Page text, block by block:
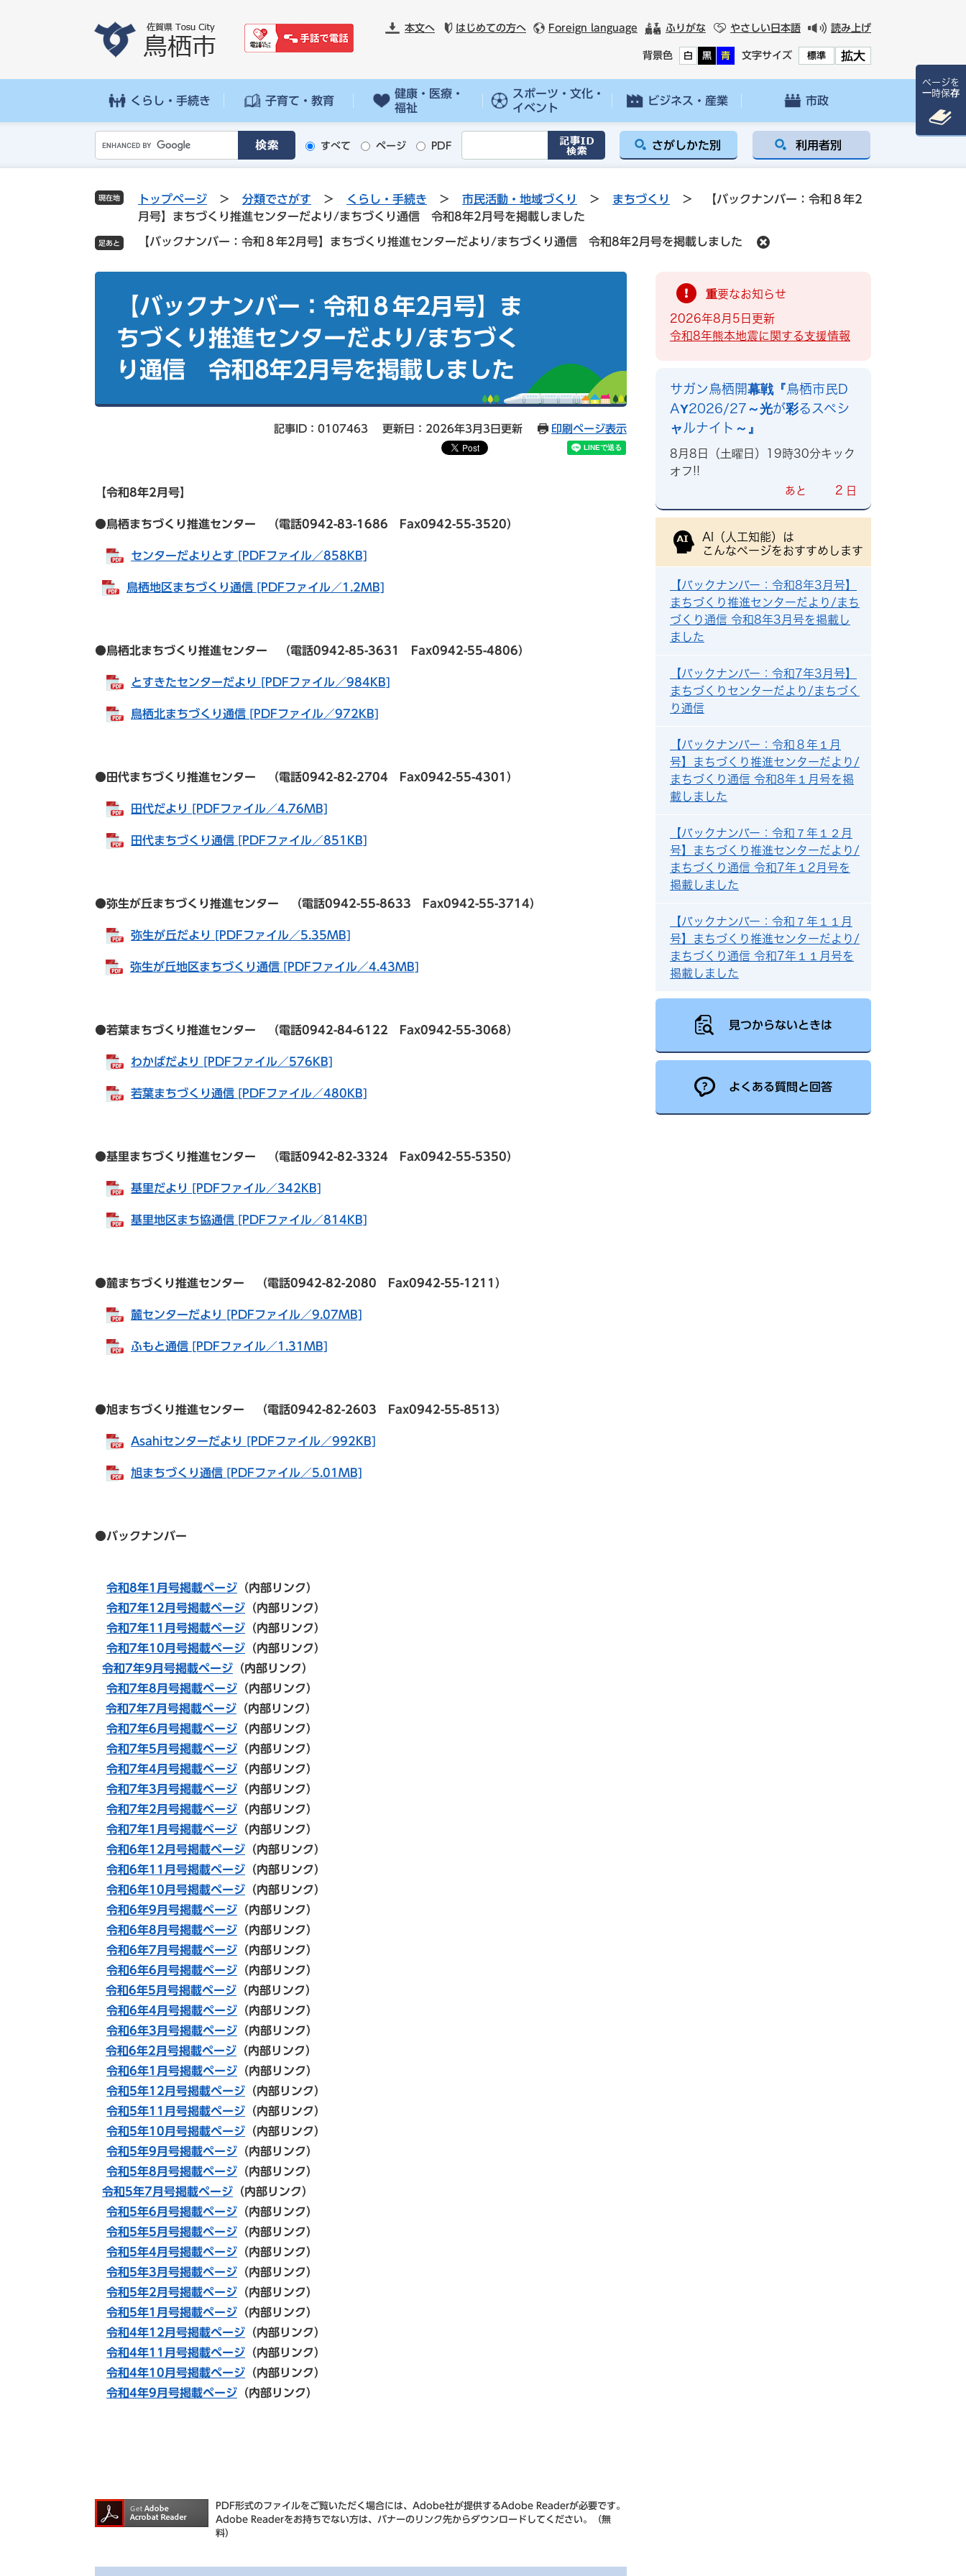
先
を
本文へ はじめての方へ Foreign language ふりがな やさしい日本語 読み上げ
背景色 白 黒 青 文字サイズ 標準 拡大
くらし・手続き 子育て・教育
健康・医療・
福祉
スポーツ・文化・
イベント
ビジネス・産業 市政
o
g
l
カ
タ
すべて ページ PDF さがしかた別 利用者別
現在地 トップページ > 分類でさがす > くらし・手続き > 市民活動・地域づくり > まちづくり >
【バックナンバー：令和８年2
月号】まちづくり推進センターだより/まちづくり通信 令和8年2月号を掲載しました
【バックナンバー：令和８年2月号】まちづくり推進センターだより/まちづくり通信 令和8年2月号を掲載しました
【バックナンバー：令和８年2月号】ま
ちづくり推進センターだより/まちづく
り通信 令和8年2月号を掲載しました
記事ID：0107463 更新日：2026年3月3日更新 印刷ページ表示
【令和8年2月号】
●鳥栖まちづくり推進センター （電話0942-83-1686 Fax0942-55-3520）
センターだよりとす [PDFファイル／858KB]
鳥栖地区まちづくり通信 [PDFファイル／1.2MB]
●鳥栖北まちづくり推進センター （電話0942-85-3631 Fax0942-55-4806）
とすきたセンターだより [PDFファイル／984KB]
鳥栖北まちづくり通信 [PDFファイル／972KB]
●田代まちづくり推進センター （電話0942-82-2704 Fax0942-55-4301）
田代だより [PDFファイル／4.76MB]
田代まちづくり通信 [PDFファイル／851KB]
●弥生が丘まちづくり推進センター （電話0942-55-8633 Fax0942-55-3714）
弥生が丘だより [PDFファイル／5.35MB]
弥生が丘地区まちづくり通信 [PDFファイル／4.43MB]
●若葉まちづくり推進センター （電話0942-84-6122 Fax0942-55-3068）
わかばだより [PDFファイル／576KB]
若葉まちづくり通信 [PDFファイル／480KB]
●基里まちづくり推進センター （電話0942-82-3324 Fax0942-55-5350）
基里だより [PDFファイル／342KB]
基里地区まち協通信 [PDFファイル／814KB]
●麓まちづくり推進センター （電話0942-82-2080 Fax0942-55-1211）
麓センターだより [PDFファイル／9.07MB]
ふもと通信 [PDFファイル／1.31MB]
●旭まちづくり推進センター （電話0942-82-2603 Fax0942-55-8513）
Asahiセンターだより [PDFファイル／992KB]
旭まちづくり通信 [PDFファイル／5.01MB]
●バックナンバー
令和8年1月号掲載ページ （内部リンク）
令和7年12月号掲載ページ （内部リンク）
令和7年11月号掲載ページ （内部リンク）
令和7年10月号掲載ページ （内部リンク）
令和7年9月号掲載ページ （内部リンク）
令和7年8月号掲載ページ （内部リンク）
令和7年7月号掲載ページ （内部リンク）
令和7年6月号掲載ページ （内部リンク）
令和7年5月号掲載ページ （内部リンク）
令和7年4月号掲載ページ （内部リンク）
令和7年3月号掲載ページ （内部リンク）
令和7年2月号掲載ページ （内部リンク）
令和7年1月号掲載ページ （内部リンク）
令和6年12月号掲載ページ （内部リンク）
令和6年11月号掲載ページ （内部リンク）
令和6年10月号掲載ページ （内部リンク）
令和6年9月号掲載ページ （内部リンク）
令和6年8月号掲載ページ （内部リンク）
令和6年7月号掲載ページ （内部リンク）
令和6年6月号掲載ページ （内部リンク）
令和6年5月号掲載ページ （内部リンク）
令和6年4月号掲載ページ （内部リンク）
令和6年3月号掲載ページ （内部リンク）
令和6年2月号掲載ページ （内部リンク）
令和6年1月号掲載ページ （内部リンク）
令和5年12月号掲載ページ （内部リンク）
令和5年11 月号掲載ページ （内部リンク）
令和5年10月号掲載ページ （内部リンク）
令和5年9月号掲載ページ （内部リンク）
令和5年8月号掲載ページ （内部リンク）
令和5年7月号掲載ページ （内部リンク）
令和5年6月号掲載ページ （内部リンク）
令和5年5月号掲載ページ （内部リンク）
令和5年4月号掲載ページ （内部リンク）
令和5年3月号掲載ページ （内部リンク）
令和5年2月号掲載ページ （内部リンク）
令和5年1月号掲載ページ （内部リンク）
令和4年12月号掲載ページ （内部リンク）
令和4年11月号掲載ページ （内部リンク）
令和4年10月号掲載ページ （内部リンク）
令和4年9月号掲載ページ （内部リンク）
PDF形式のファイルをご覧いただく場合には、Adobe社が提供するAdobe Readerが必要です。
Adobe Readerをお持ちでない方は、バナーのリンク先からダウンロードしてください。（無
料）
重要なお知らせ
2026年8月5日更新
令和8年熊本地震に関する支援情報
サガン鳥栖開幕戦『鳥栖市民D
AY2026/27～光が彩るスペシ
ャルナイト～』
8月8日（土曜日）19時30分キック
オフ!!
あと 2 日
AI（人工知能）は
こんなページをおすすめします
【バックナンバー：令和8年3月号】
まちづくり推進センターだより/まち
づくり通信 令和8年3月号を掲載し
ました
【バックナンバー：令和7年3月号】
まちづくりセンターだより/まちづく
り通信
【バックナンバー：令和８年１月
号】まちづくり推進センターだより/
まちづくり通信 令和8年１月号を掲
載しました
【バックナンバー：令和７年１２月
号】まちづくり推進センターだより/
まちづくり通信 令和7年１2月号を
掲載しました
【バックナンバー：令和７年１１月
号】まちづくり推進センターだより/
まちづくり通信 令和7年１１月号を
掲載しました
見つからないときは
よくある質問と回答
ページを
一時保存